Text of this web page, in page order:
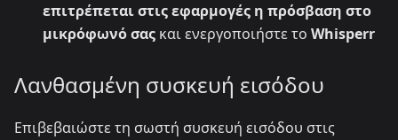
επιτρέπεται στις εφαρμογές η πρόσβαση στο
μικρόφωνό σας και ενεργοποιήστε το Whisperr
Λανθασμένη συσκευή εισόδου
Επιβεβαιώστε τη σωστή συσκευή εισόδου στις